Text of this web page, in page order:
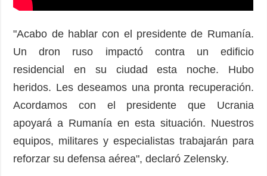
"Acabo de hablar con el presidente de Rumanía.
Un dron ruso impactó contra un edificio
residencial en su ciudad esta noche. Hubo
heridos. Les deseamos una pronta recuperación.
Acordamos con el presidente que Ucrania
apoyará a Rumanía en esta situación. Nuestros
equipos, militares y especialistas trabajarán para
reforzar su defensa aérea", declaró Zelensky.